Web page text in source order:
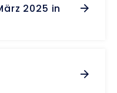
2025 in